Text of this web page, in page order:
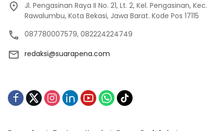
Jl. Pengasinan Raya II No. 21, Lt. 2, Kel. Pengasinan, Kec.
Rawalumbu, Kota Bekasi, Jawa Barat. Kode Pos 17115
087780007579, 082224224749
redaksi@suarapena.com